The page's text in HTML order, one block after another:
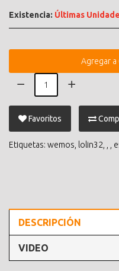
Existencia: Últimas
Agregar a
Favoritos
Etiquetas: wemos lolin32
DESCRIPCIÓN
VIDEO